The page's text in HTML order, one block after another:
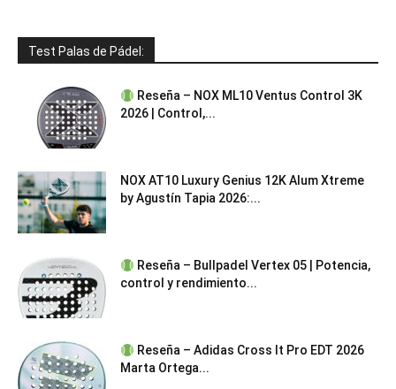
Test Palas de Pádel:
Reseña – NOX ML10 Ventus Control 3K
2026 | Control,...
NOX AT10 Luxury Genius 12K Alum Xtreme
by Agustín Tapia 2026:...
Reseña – Bullpadel Vertex 05 | Potencia,
control y rendimiento...
Reseña – Adidas Cross It Pro EDT 2026
Marta Ortega...